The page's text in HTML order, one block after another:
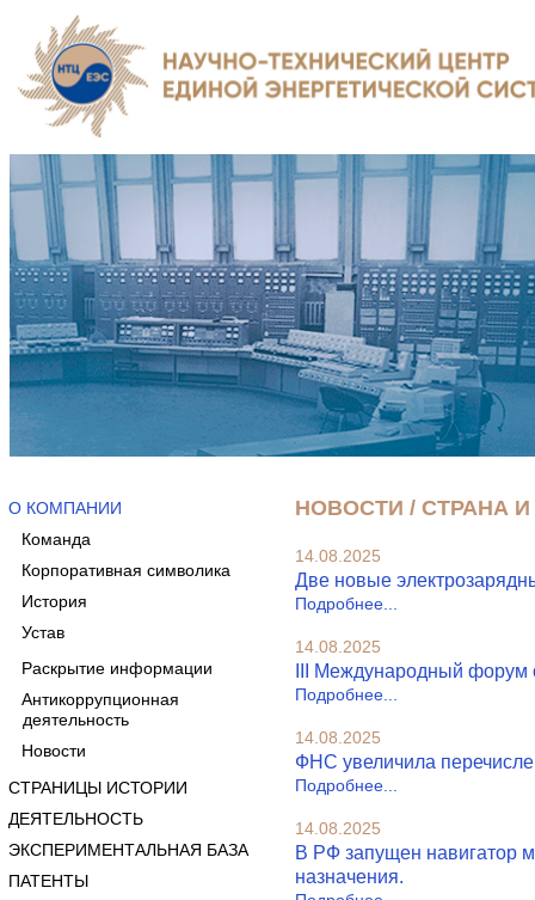
О КОМПАНИИ
Команда
Корпоративная символика
История
Устав
Раскрытие информации
Антикоррупционная
деятельность
Новости
СТРАНИЦЫ ИСТОРИИ
ДЕЯТЕЛЬНОСТЬ
ЭКСПЕРИМЕНТАЛЬНАЯ БАЗА
ПАТЕНТЫ
НОВОСТИ / СТРАНА
14.08.2025
Две новые
Подробнее...
14.08.2025
III Международный форум
Подробнее...
14.08.2025
ФНС увеличила
Подробнее...
14.08.2025
В РФ запущен навигатор
назначения.